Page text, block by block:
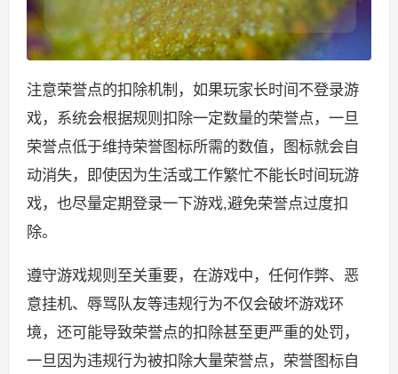
注意荣誉点的扣除机制，如果玩家长时间不登录游
戏，系统会根据规则扣除一定数量的荣誉点，一旦
荣誉点低于维持荣誉图标所需的数值，图标就会自
动消失，即使因为生活或工作繁忙不能长时间玩游
戏，也尽量定期登录一下游戏,避免荣誉点过度扣
除。
遵守游戏规则至关重要，在游戏中，任何作弊、恶
意挂机、辱骂队友等违规行为不仅会破坏游戏环
境，还可能导致荣誉点的扣除甚至更严重的处罚，
一旦因为违规行为被扣除大量荣誉点，荣誉图标自